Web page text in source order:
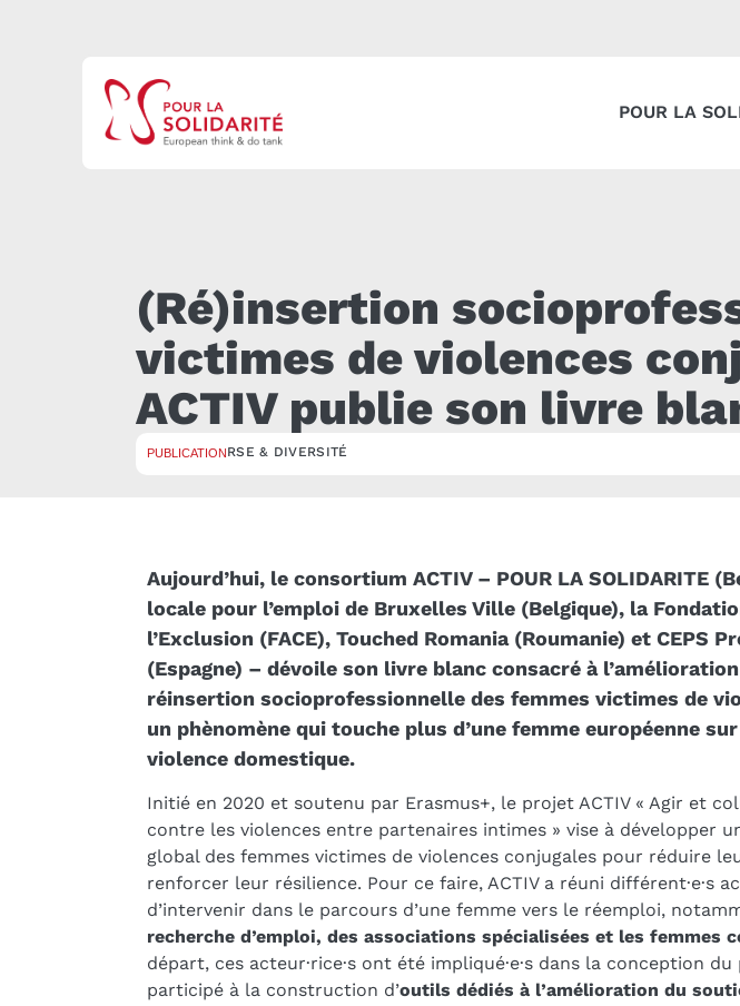
POUR LA
(Ré)insertion
victimes de violences
ACTIV publie son livre
PUBLICATIONRSE & DIVERSITÉ
Aujourd’hui, le consortium ACTIV – POUR LA SOLIDARITE
locale pour l’emploi de Bruxelles Ville (Belgique), la
l’Exclusion (FACE), Touched Romania (Roumanie) et CEPS
(Espagne) – dévoile son livre blanc consacré à
réinsertion socioprofessionnelle des femmes victimes de
un phènomène qui touche plus d’une femme européenne
violence domestique.
Initié en 2020 et soutenu par Erasmus+, le projet ACTIV « Agir et
contre les violences entre partenaires intimes » vise à développer
global des femmes victimes de violences conjugales pour réduire
renforcer leur résilience. Pour ce faire, ACTIV a réuni différent·e·s
d’intervenir dans le parcours d’une femme vers le réemploi,
recherche d’emploi, des associations spécialisées et les femmes
départ, ces acteur·rice·s ont été impliqué·e·s dans la conception
participé à la construction d’outils dédiés à l’amélioration du